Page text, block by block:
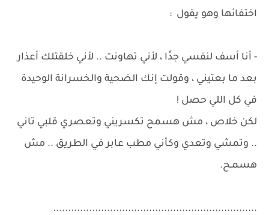
اختفائها وهو يقول :
- أنا أسف لنفسي جدًا ، لأني تهاونت .. لأني خلقتلك أعذار
بعد ما بعتيني ، وقولت إنك الضحية والخسرانة الوحيدة
في كل اللي حصل !
لكن خلاص ، مش هسمح تكسريني وتعصري قلبي تاني
.. وتمشي وتعدي وكأني مطب عابر في الطريق .. مش
هسمـح.
....................................................................